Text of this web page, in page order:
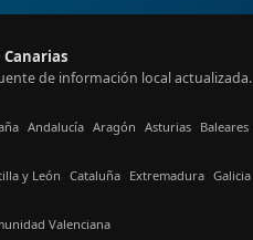
Canarias
de información local actualizada.
Andalucía Aragón Asturias Baleares
y León Cataluña Extremadura Galicia
Valenciana